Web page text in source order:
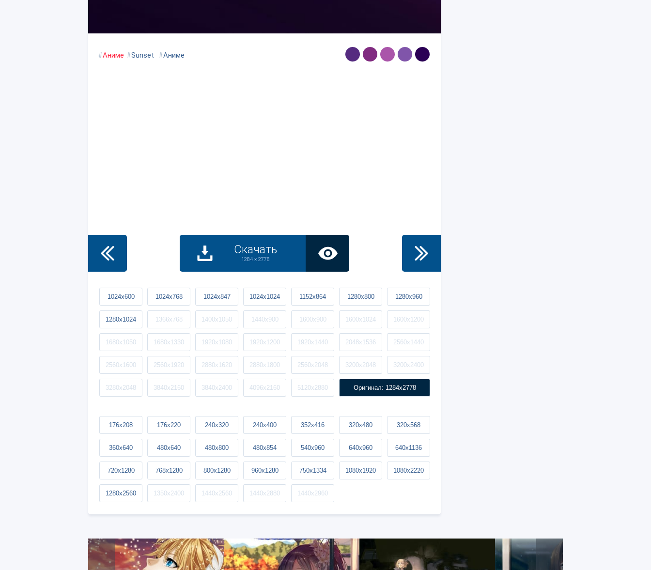
#Аниме #Sunset #Аниме
Скачать
1284 x 2778
1024x600 1024x768 1024x847 1024x1024 1152x864 1280x800 1280x960
1280x1024 1366x768 1400x1050 1440x900 1600x900 1600x1024 1600x1200
1680x1050 1680x1330 1920x1080 1920x1200 1920x1440 2048x1536 2560x1440
2560x1600 2560x1920 2880x1620 2880x1800 2560x2048 3200x2048 3200x2400
3280x2048 3840x2160 3840x2400 4096x2160 5120x2880 Оригинал: 1284x2778
176x208 176x220 240x320 240x400 352x416 320x480 320x568
360x640 480x640 480x800 480x854 540x960 640x960 640x1136
720x1280 768x1280 800x1280 960x1280 750x1334 1080x1920 1080x2220
1280x2560 1350x2400 1440x2560 1440x2880 1440x2960